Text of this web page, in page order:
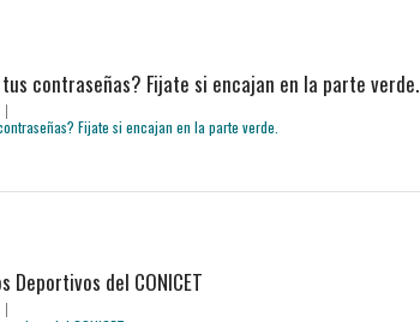
contraseñas? Fijate si encajan en la parte verde.
Deportivos del CONICET